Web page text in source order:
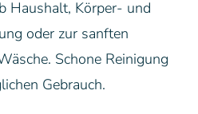
Haushalt, Körper- und
oder zur sanften
Schone Reinigung
Gebrauch.